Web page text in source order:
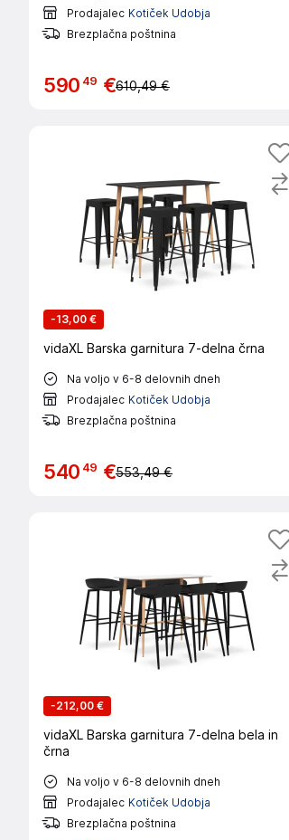
Prodajalec Kotiček Udobja
Brezplačna poštnina
590 49 €610,49 €
-13,00 €
vidaXL Barska garnitura 7-delna črna
Na voljo v 6-8 delovnih dneh
Prodajalec Kotiček Udobja
Brezplačna poštnina
540 49 €553,49 €
-212,00 €
vidaXL Barska garnitura 7-delna bela in
črna
Na voljo v 6-8 delovnih dneh
Prodajalec Kotiček Udobja
Brezplačna poštnina